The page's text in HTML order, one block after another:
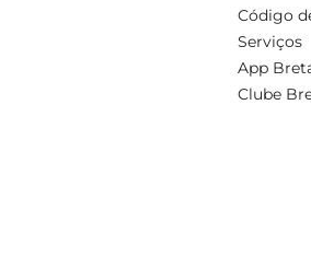
Código
Serviços
App
Clube